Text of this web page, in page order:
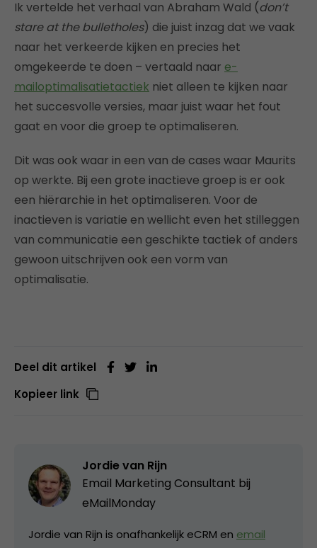
Ik vertelde het verhaal van Abraham Wald (don’t
stare at the bulletholes) die juist inzag dat we vaak
naar het verkeerde kijken en precies het
omgekeerde te doen – vertaald naar e-
mailoptimalisatietactiek niet alleen te kijken naar
het succesvolle versies, maar juist waar het fout
gaat en voor die groep te optimaliseren.
Dit was ook waar in een van de cases waar Maurits
op werkte. Bij een grote inactieve groep is er ook
een hiërarchie in het optimaliseren. Voor de
inactieven is variatie en wellicht even het stilleggen
van communicatie een geschikte tactiek of anders
gewoon uitschrijven ook een vorm van
optimalisatie.
Deel dit artikel
Kopieer link
Jordie van Rijn
Email Marketing Consultant bij
eMailMonday
Jordie van Rijn is onafhankelijk eCRM en email